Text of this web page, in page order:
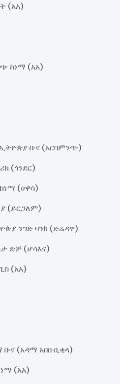
(አአ)
ከነማ (አአ)
ቡና (አርባምንጭ)
(ጎንደር)
(ሀዋሳ)
(ይርጋለም)
ንግድ ባንክ (ድሬዳዋ)
ድቻ (ሆሳእና)
(አአ)
ቡና (አዳማ አበበ ቢቂላ)
(አአ)